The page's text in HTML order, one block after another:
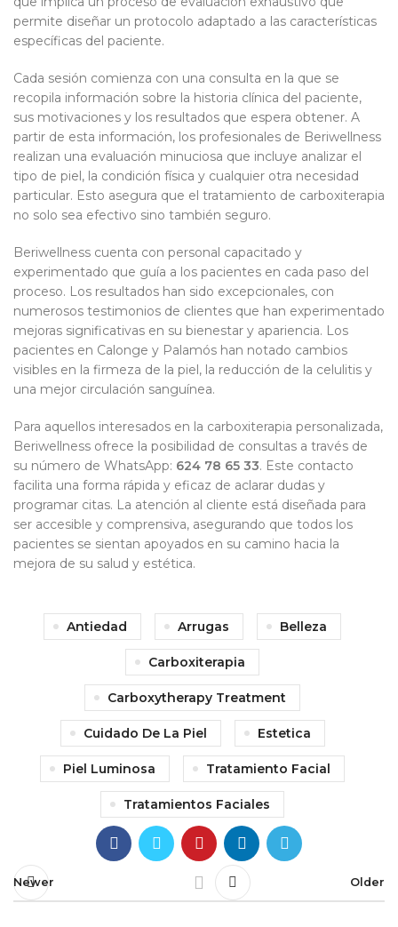
permite diseñar un protocolo adaptado a las características
específicas del paciente.
Cada sesión comienza con una consulta en la que se
recopila información sobre la historia clínica del paciente,
sus motivaciones y los resultados que espera obtener. A
partir de esta información, los profesionales de Beriwellness
realizan una evaluación minuciosa que incluye analizar el
tipo de piel, la condición física y cualquier otra necesidad
particular. Esto asegura que el tratamiento de carboxiterapia
no solo sea efectivo sino también seguro.
Beriwellness cuenta con personal capacitado y
experimentado que guía a los pacientes en cada paso del
proceso. Los resultados han sido excepcionales, con
numerosos testimonios de clientes que han experimentado
mejoras significativas en su bienestar y apariencia. Los
pacientes en Calonge y Palamós han notado cambios
visibles en la firmeza de la piel, la reducción de la celulitis y
una mejor circulación sanguínea.
Para aquellos interesados en la carboxiterapia personalizada,
Beriwellness ofrece la posibilidad de consultas a través de
su número de WhatsApp: 624 78 65 33. Este contacto
facilita una forma rápida y eficaz de aclarar dudas y
programar citas. La atención al cliente está diseñada para
ser accesible y comprensiva, asegurando que todos los
pacientes se sientan apoyados en su camino hacia la
mejora de su salud y estética.
Antiedad Arrugas Belleza
Carboxiterapia
Carboxytherapy Treatment
Cuidado De La Piel Estetica
Piel Luminosa Tratamiento Facial
Tratamientos Faciales
Newer Older